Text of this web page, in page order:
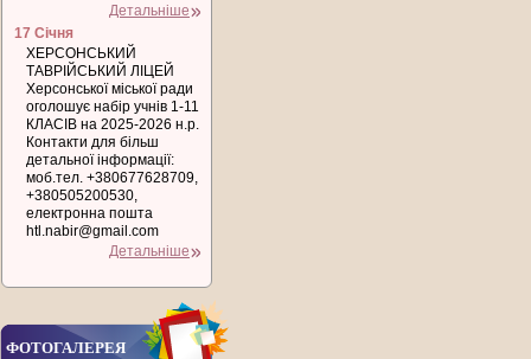
Детальніше
17 Січня
ХЕРСОНСЬКИЙ
ТАВРІЙСЬКИЙ ЛІЦЕЙ
Херсонської міської ради
оголошує набір учнів 1-11
КЛАСІВ на 2025-2026 н.р.
Контакти для більш
детальної інформації:
моб.тел. +380677628709,
+380505200530,
електронна пошта
htl.nabir@gmail.com
Детальніше
ФОТОГАЛЕРЕЯ